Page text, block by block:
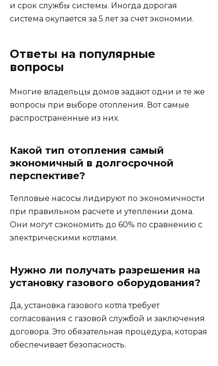
и срок службы системы. Иногда дорогая
система окупается за 5 лет за счет экономии.
Ответы на популярные
вопросы
Многие владельцы домов задают одни и те же
вопросы при выборе отопления. Вот самые
распространенные из них.
Какой тип отопления самый
экономичный в долгосрочной
перспективе?
Тепловые насосы лидируют по экономичности
при правильном расчете и утеплении дома.
Они могут сэкономить до 60% по сравнению с
электрическими котлами.
Нужно ли получать разрешения на
установку газового оборудования?
Да, установка газового котла требует
согласования с газовой службой и заключения
договора. Это обязательная процедура, которая
обеспечивает безопасность.